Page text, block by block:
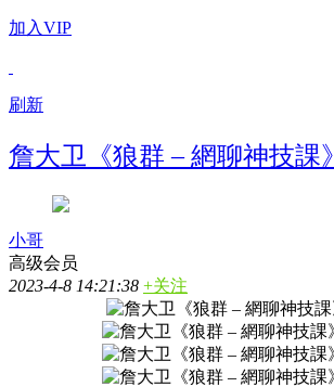
加入VIP
刷新
詹大卫《狼群 – 網聊神技課》
小哥
高级会员
2023-4-8 14:21:38 +关注